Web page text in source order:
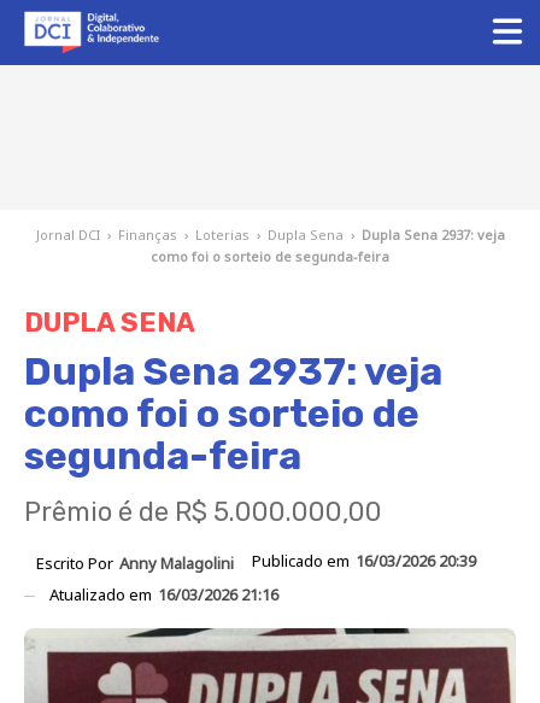
Jornal DCI › Finanças › Loterias › Dupla Sena › Dupla Sena 2937: veja
como foi o sorteio de segunda-feira
DUPLA SENA
Dupla Sena 2937: veja
como foi o sorteio de
segunda-feira
Prêmio é de R$ 5.000.000,00
Escrito Por Anny Malagolini Publicado em 16/03/2026 20:39
Atualizado em 16/03/2026 21:16